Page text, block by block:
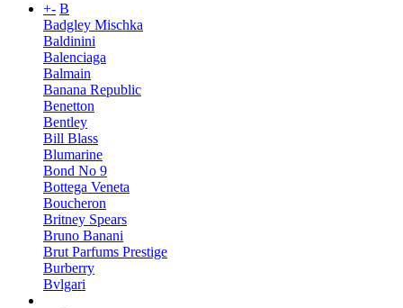
+- B
Badgley Mischka
Baldinini
Balenciaga
Balmain
Banana Republic
Benetton
Bentley
Bill Blass
Blumarine
Bond No 9
Bottega Veneta
Boucheron
Britney Spears
Bruno Banani
Brut Parfums Prestige
Burberry
Bvlgari